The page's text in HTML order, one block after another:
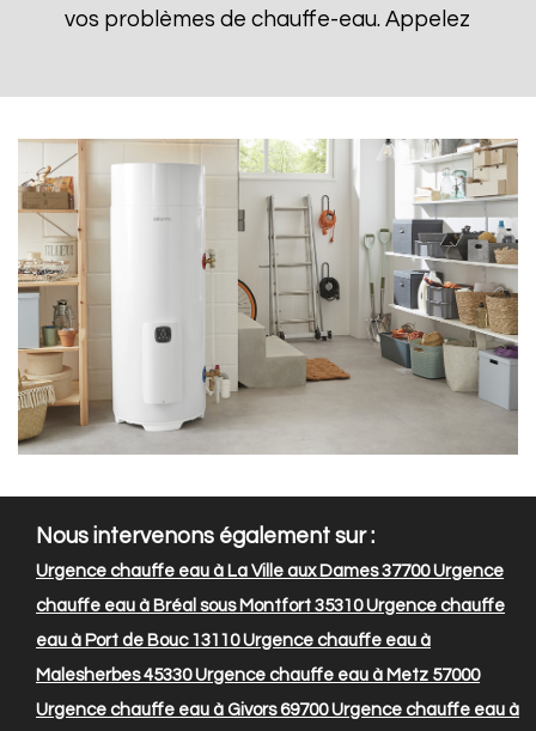
vos problèmes de chauffe-eau. Appelez
Nous intervenons également sur :
Urgence chauffe eau à La Ville aux Dames 37700Urgence
chauffe eau à Bréal sous Montfort 35310Urgence chauffe
eau à Port de Bouc 13110Urgence chauffe eau à
Malesherbes 45330Urgence chauffe eau à Metz 57000
Urgence chauffe eau à Givors 69700Urgence chauffe eau à